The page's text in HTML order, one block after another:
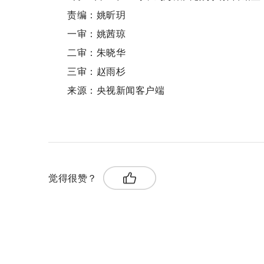
责编：姚昕玥
一审：姚茜琼
二审：朱晓华
三审：赵雨杉
来源：央视新闻客户端
觉得很赞？